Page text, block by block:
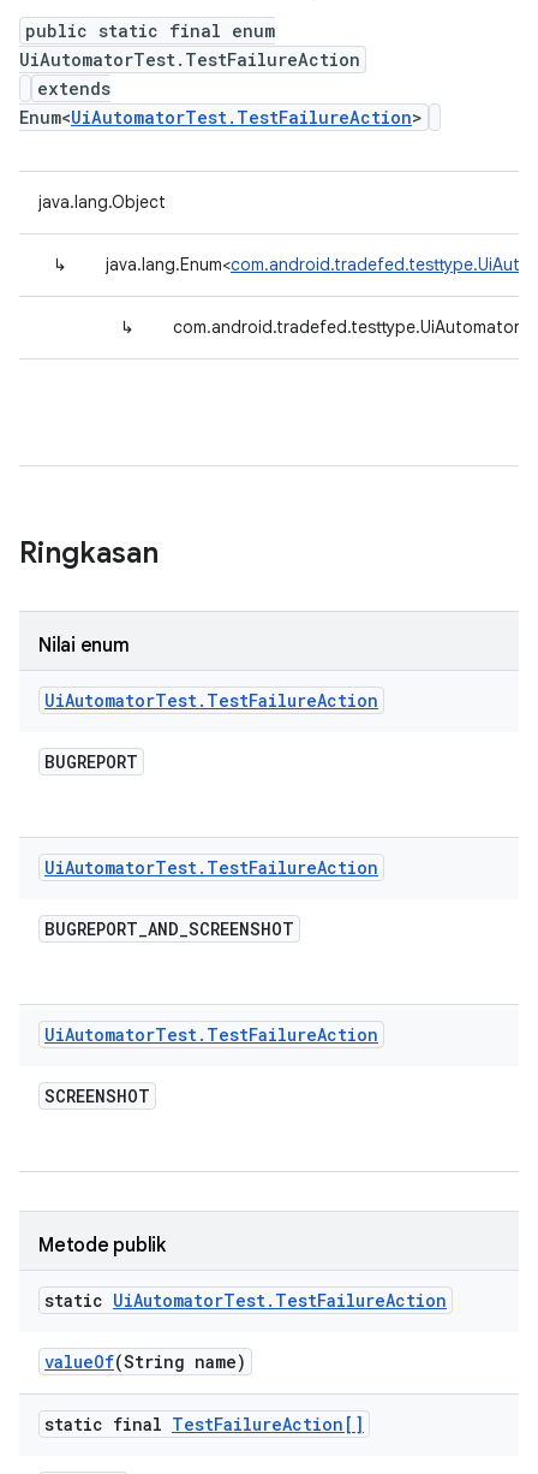
public static final enum
UiAutomatorTest.TestFailureAction
extends
Enum<UiAutomatorTest.TestFailureAction>
java.lang.Object
↳ java.lang.Enum<
↳
Ringkasan
Nilai enum
UiAutomatorTest. TestFailureAction
BUGREPORT
UiAutomatorTest. TestFailureAction
BUGREPORT_AND_SCREENSHOT
UiAutomatorTest. TestFailureAction
SCREENSHOT
Metode publik
static UiAutomatorTest. TestFailureAction
valueOf(String name)
static final TestFailureAction[]